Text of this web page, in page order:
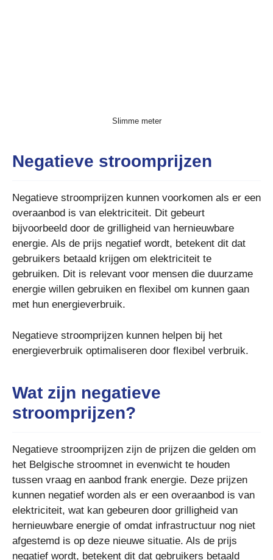
Slimme meter
Negatieve stroomprijzen
Negatieve stroomprijzen kunnen voorkomen als er een
overaanbod is van elektriciteit. Dit gebeurt
bijvoorbeeld door de grilligheid van hernieuwbare
energie. Als de prijs negatief wordt, betekent dit dat
gebruikers betaald krijgen om elektriciteit te
gebruiken. Dit is relevant voor mensen die duurzame
energie willen gebruiken en flexibel om kunnen gaan
met hun energieverbruik.
Negatieve stroomprijzen kunnen helpen bij het
energieverbruik optimaliseren door flexibel verbruik.
Wat zijn negatieve
stroomprijzen?
Negatieve stroomprijzen zijn de prijzen die gelden om
het Belgische stroomnet in evenwicht te houden
tussen vraag en aanbod frank energie. Deze prijzen
kunnen negatief worden als er een overaanbod is van
elektriciteit, wat kan gebeuren door grilligheid van
hernieuwbare energie of omdat infrastructuur nog niet
afgestemd is op deze nieuwe situatie. Als de prijs
negatief wordt, betekent dit dat gebruikers betaald